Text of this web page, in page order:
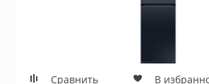
Сравнить В